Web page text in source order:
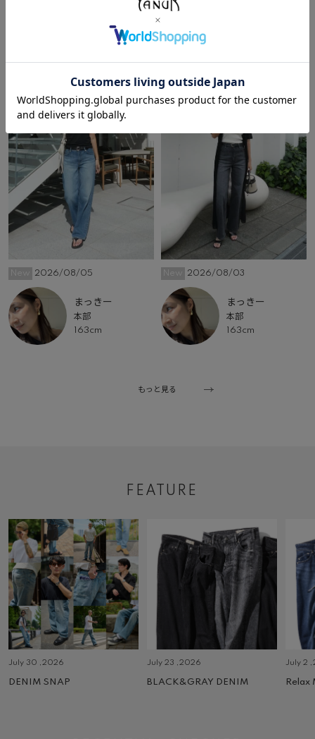
その他のコーディネート
2026/08/05
まっきー
本部
163cm
2026/08/03
まっきー
本部
163cm
もっと見る
FEATURE
July 30 ,2026
DENIM SNAP
July 23 ,2026
BLACK&GRAY DENIM
July 2
Relax